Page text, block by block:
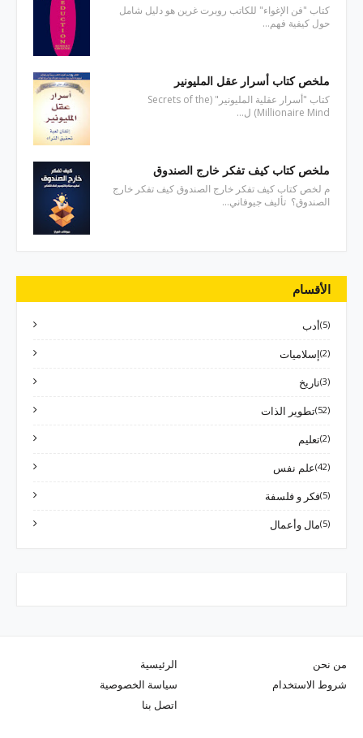
كتاب "فن الإغواء" للكاتب روبرت غرين هو دليل شامل
حول كيفية فهم…
ملخص كتاب أسرار عقل المليونير
كتاب "أسرار عقلية المليونير" (Secrets of the
Millionaire Mind) ل…
ملخص كتاب كيف تفكر خارج الصندوق
م لخص كتاب كيف تفكر خارج الصندوق كيف تفكر خارج
الصندوق؟ تأليف جيوفاني…
الأقسام
أدب (5)
إسلاميات (2)
تاريخ (3)
تطوير الذات (52)
تعليم (2)
علم نفس (42)
فكر و فلسفة (5)
مال وأعمال (5)
الرئيسية
من نحن
سياسة الخصوصية
شروط الاستخدام
اتصل بنا